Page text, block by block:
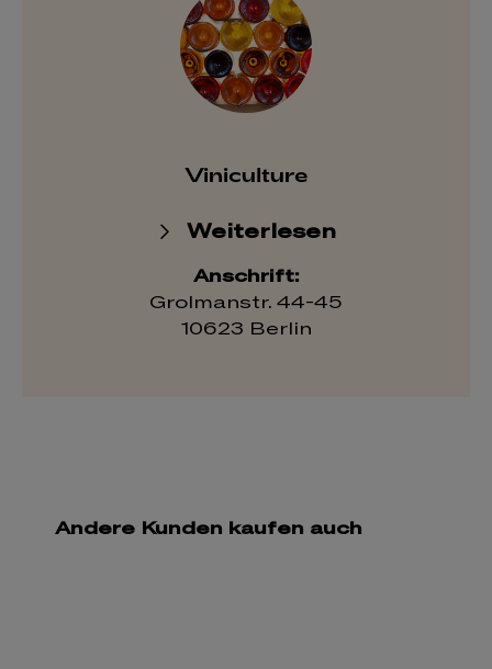
Viniculture
Weiterlesen
Anschrift:
Grolmanstr. 44-45
10623 Berlin
Andere Kunden kaufen auch